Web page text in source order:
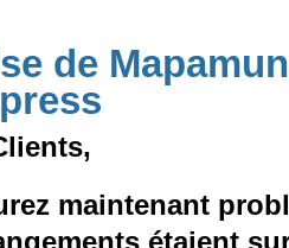
de
maintenant
étaient